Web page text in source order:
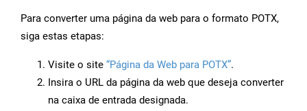
Para converter uma página da web para o formato POTX,
siga estas etapas:
Visite o site “Página da Web para POTX”.
Insira o URL da página da web que deseja converter
na caixa de entrada designada.